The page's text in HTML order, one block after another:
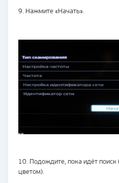
9. Нажмите «Начать».
10. Подождите, пока идёт поиск
цветом).